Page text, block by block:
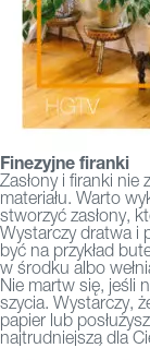
Finezyjne firanki
Zasłony i firanki
materiału. Warto
stworzyć zasłony,
Wystarczy dratwa i
być na przykład
w środku albo
Nie martw się, jeśli
szycia. Wystarczy,
papier lub
najtrudniejszą dla